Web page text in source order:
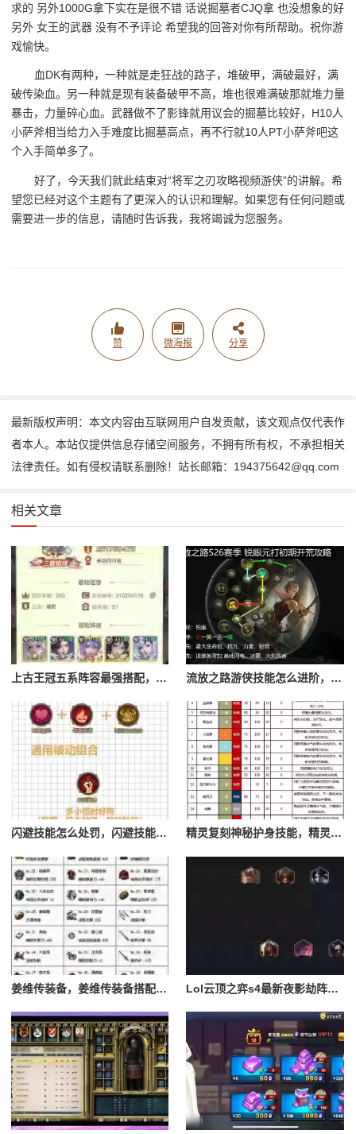
求的 另外1000G拿下实在是很不错 话说掘墓者CJQ拿 也没想象的好
另外 女王的武器 没有不予评论 希望我的回答对你有所帮助。祝你游
戏愉快。
血DK有两种，一种就是走狂战的路子，堆破甲，满破最好，满
破传染血。另一种就是现有装备破甲不高，堆也很难满破那就堆力量
暴击，力量碎心血。武器做不了影锋就用议会的掘墓比较好，H10人
小萨斧相当给力入手难度比掘墓高点，再不行就10人PT小萨斧吧这
个入手简单多了。
好了，今天我们就此结束对“将军之刃攻略视频游侠”的讲解。希
望您已经对这个主题有了更深入的认识和理解。如果您有任何问题或
需要进一步的信息，请随时告诉我，我将竭诚为您服务。
赞 微海报 分享
最新版权声明：本文内容由互联网用户自发贡献，该文观点仅代表作
者本人。本站仅提供信息存储空间服务，不拥有所有权，不承担相关
法律责任。如有侵权请联系删除！站长邮箱：194375642@qq.com
相关文章
上古王冠五系阵容最强搭配，上古王冠五星排行 流放之路游侠技能怎么进阶，流放之路游侠技能怎么进阶的
闪避技能怎么处罚，闪避技能怎么处罚队友 精灵复刻神秘护身技能，精灵复刻攻略
姜维传装备，姜维传装备搭配一览表最新 Lol云顶之弈s4最新夜影劫阵容搭配，云顶之奕夜影劫阵容